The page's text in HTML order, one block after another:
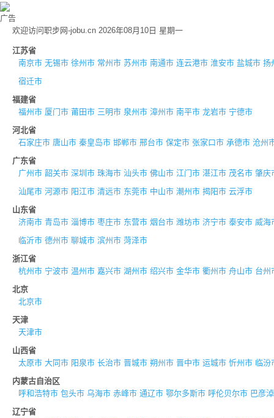
广告
欢迎访问职步网-jobu.cn 2026年08月10日 星期一
江苏省
南京市 无锡市 徐州市 常州市 苏州市 南通市 连云港市 淮安市 盐城市 扬
宿迁市
福建省
福州市 厦门市 莆田市 三明市 泉州市 漳州市 南平市 龙岩市 宁德市
河北省
石家庄市 唐山市 秦皇岛市 邯郸市 邢台市 保定市 张家口市 承德市 沧州
广东省
广州市 韶关市 深圳市 珠海市 汕头市 佛山市 江门市 湛江市 茂名市 肇庆
汕尾市 河源市 阳江市 清远市 东莞市 中山市 潮州市 揭阳市 云浮市
山东省
济南市 青岛市 淄博市 枣庄市 东营市 烟台市 潍坊市 济宁市 泰安市 威海
临沂市 德州市 聊城市 滨州市 菏泽市
浙江省
杭州市 宁波市 温州市 嘉兴市 湖州市 绍兴市 金华市 衢州市 舟山市 台州
北京
北京市
天津
天津市
山西省
太原市 大同市 阳泉市 长治市 晋城市 朔州市 晋中市 运城市 忻州市 临汾
内蒙古自治区
呼和浩特市 包头市 乌海市 赤峰市 通辽市 鄂尔多斯市 呼伦贝尔市 巴彦
辽宁省